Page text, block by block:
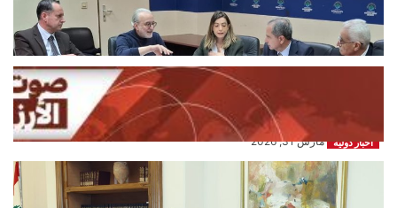
الصّدي ويزبك على رأس وفد
اخبار محلية مارس 31, 2026
المتحدث العسكري الإسرائيلي: رئيس
الأركان وقائد القيادة المركزية صدقا على
اخبار دولية مارس 31, 2026
‏الرئيس جوزاف عون عرض الأوضاع
العامة في البلاد والتطورات السياسية